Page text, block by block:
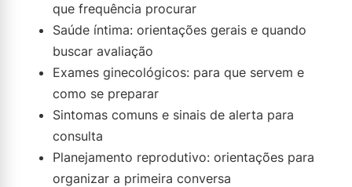
que frequência procurar
Saúde íntima: orientações gerais e quando
buscar avaliação
Exames ginecológicos: para que servem e
como se preparar
Sintomas comuns e sinais de alerta para
consulta
Planejamento reprodutivo: orientações para
organizar a primeira conversa